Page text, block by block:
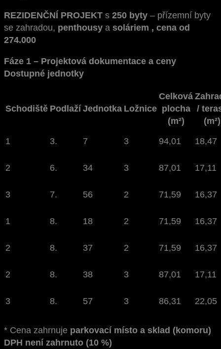
REZIDENČNÍ PROJEKT s 250 byty – přízemní byty
se zahradou, penthousy a soláriem , cena od
274.000
Fáze 1 – Projektová dokumentace a ceny
Dostupné jednotky
Schodiště Podlaží Jednotka Ložnice
Celková
plocha
(m²)
/
(m²)
1 3. 7 3 94,01 18,47
2 6. 34 3 87,01 17,11
3 7. 56 2 71,59 16,37
1 8. 18 2 71,59 16,37
2 8. 37 2 71,59 16,37
2 8. 38 3 87,01 17,11
3 8. 57 3 86,31 22,05
* Cena zahrnuje parkovací místo a sklad (komoru)
DPH není zahrnuto (10 %)